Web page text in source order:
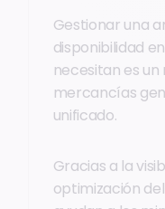
Gestionar una
disponibilidad
necesitan es
mercancías
unificado.
Gracias a la
optimización